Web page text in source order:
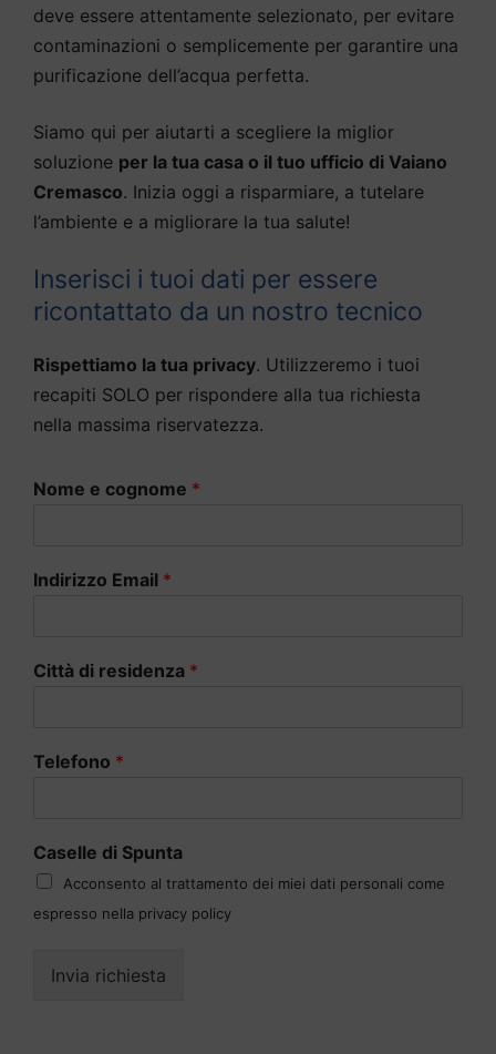
deve essere attentamente selezionato, per evitare
contaminazioni o semplicemente per garantire una
purificazione dell’acqua perfetta.
Siamo qui per aiutarti a scegliere la miglior
soluzione per la tua casa o il tuo ufficio di Vaiano
Cremasco. Inizia oggi a risparmiare, a tutelare
l’ambiente e a migliorare la tua salute!
Inserisci i tuoi dati per essere
ricontattato da un nostro tecnico
Rispettiamo la tua privacy. Utilizzeremo i tuoi
recapiti SOLO per rispondere alla tua richiesta
nella massima riservatezza.
Nome e cognome *
Indirizzo Email *
Città di residenza *
Telefono *
Caselle di Spunta
Acconsento al trattamento dei miei dati personali come
espresso nella privacy policy
Invia richiesta